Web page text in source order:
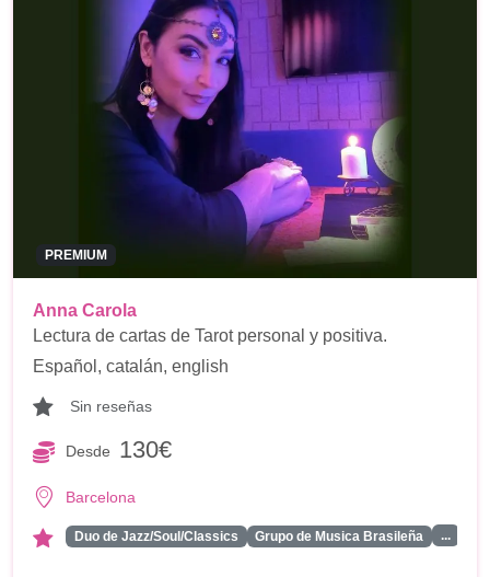
PREMIUM
Anna Carola
Lectura de cartas de Tarot personal y positiva.
Español, catalán, english
Sin reseñas
Desde 130€
Barcelona
Duo de Jazz/Soul/Classics Grupo de Musica Brasileña ...